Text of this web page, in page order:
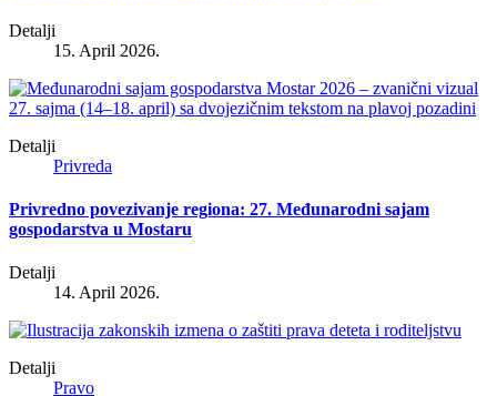
Detalji
15. April 2026.
Detalji
Privreda
Privredno povezivanje regiona: 27. Međunarodni sajam
gospodarstva u Mostaru
Detalji
14. April 2026.
Detalji
Pravo